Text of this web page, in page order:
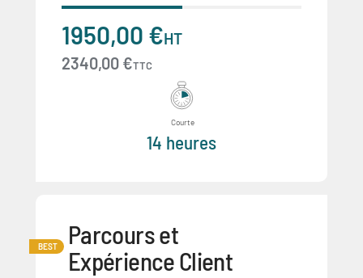
1950,00 €HT
2340,00 €TTC
Courte
14 heures
BEST
Parcours et
Expérience Client